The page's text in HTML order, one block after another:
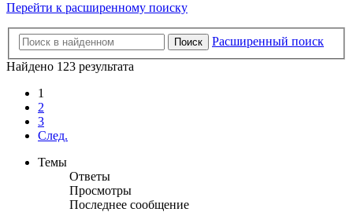
Перейти к расширенному поиску
Поиск
Расширенный поиск
Найдено 123 результата
1
2
3
След.
Темы
Ответы
Просмотры
Последнее сообщение